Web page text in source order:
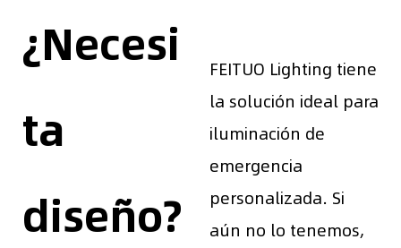
¿Necesi
ta
diseño?
FEITUO Lighting tiene
la solución ideal para
iluminación de
emergencia
personalizada. Si
aún no lo tenemos,